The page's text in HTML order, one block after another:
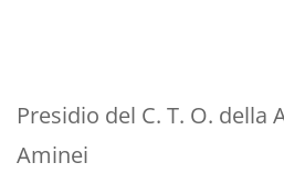
Presidio del C. T. O. della
Aminei